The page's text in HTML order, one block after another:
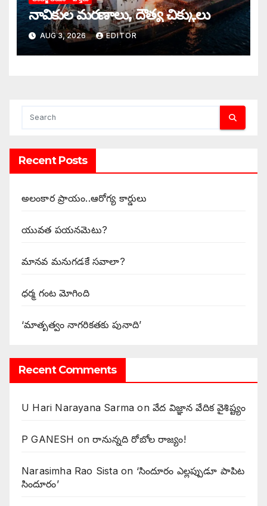
నావికుల మరణాలు, దౌత్య చిక్కులు
AUG 3, 2026 EDITOR
Recent Posts
అలంకార ప్రాయం..ఆరోగ్య కార్డులు
యువత పయనమెటు?
మానవ మనుగడకే సవాలా?
ధర్మ గంట మోగింది
‘మాతృత్వం నాగరికతకు పునాది’
Recent Comments
U Hari Narayana Sarma onవేద విజ్ఞాన వేదిక వైశిష్ట్యం
P GANESH on‌రానున్నది రోబోల రాజ్యం!
Narasimha Rao Sistaon ‘సిందూరం ఎల్లప్పుడూ పాపిట
సిందూరం’